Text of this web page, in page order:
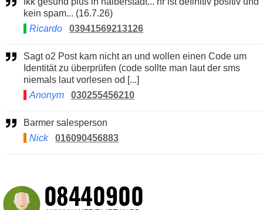
kein spam... (16.7.26)
Ricardo
03941569213126
Sagt o2 Post kam nicht an und wollen einen Code um
Identität zu überprüfen (code sollte man laut der sms
niemals laut vorlesen od [...]
Anonym
030255456210
Barmer salesperson
Nick
016090456883